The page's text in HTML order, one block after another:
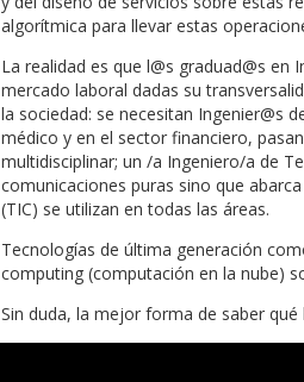
algorítmica para llevar estas
La realidad es que l@s graduad@s
mercado laboral dadas su
la sociedad: se necesitan Ingenier@s
médico y en el sector financiero,
multidisciplinar; un /a Ingeniero/a de
comunicaciones puras sino que
(TIC) se utilizan en todas las áreas.
Tecnologías de última generación
computing (computación en la nube)
Sin duda, la mejor forma de saber qué